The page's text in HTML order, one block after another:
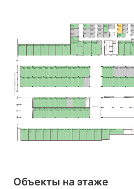
Тамбур-шлюз
Тамбур
-шлюз
Тамбур-шлюз Лифтовый холл Тамбур-шлюз
Пом. уб.
4.6 м²
MM126
22.3 м²
MM127
22.3 м²
MM128
22.3 м²
MM129
22.3 м²
MM130
22.3 м²
MM131
22.3 м²
MM132
22.3 м²
MM133
37.1 м²
MM134
30.9 м²
MM135
29.9 м²
MM136
23.7 м²
MM137
20.2
15.9
MM159
15.9 м²
MM160
15.9 м²
MM161
15.9 м²
MM162
15.9 м²
MM163
17.0 м²
MM164
15.9 м²
MM165
15.9 м²
MM166
15.9 м²
MM167
15.9 м²
MM168
15.9 м²
MM169
15.9 м²
MM170
15.9 м²
MM171
15.9 м²
MM172
15.9 м²
MM173
15.9 м²
MM174
15.9 м²
MM175
17.0 м²
MM176
17.0 м²
MM177
15.9 м²
MM178
15.9 м²
MM179
15.9 м²
MM180
15.9 м²
MM181
15.9 м²
MM182
15.9 м²
MM183
15.9 м²
MM184
15.9 м²
MM185
15.9 м²
MM186
15.9 м²
MM187
15.9 м²
MM188
17.0 м²
MM189
15.9 м²
MM190
15.9 м²
MM191
15.9 м²
MM192
15.9 м² 15.9
MM216
18.6 м²
MM217
15.9 м²
MM218
15.9 м²
MM219
15.9 м²
MM220
15.9 м²
MM221
15.9 м²
MM222
15.9 м²
MM223
15.9 м²
MM224
15.9 м²
MM225
15.9 м²
MM226
15.9 м²
MM227
15.9 м²
MM228
15.9 м²
MM229
15.9 м²
MM230
15.9 м²
MM231
15.9 м²
MM232
15.9 м²
MM233
15.9 м²
MM234
15.9 м²
MM242
22.9 м²
MM243
19.8 м²
MM244
22.2 м²
MM245
21.6 м²
MM246
21.6 м²
MM247
21.6 м²
MM248
21.6 м²
MM249
21.6 м²
MM250
21.6 м²
MM251
21.6 м²
MM252
MM253
21.6 м²
MM254
23.4 м²
H40
8.9 м²
H41
7.9 м²
H42
10.0 м²
H43
7.5 м²
H44
H45
6.9 м²
H46
6.7 м²
H47
8.0 м²
H48
5.0 м²
H49
H50
5.8 м²
H51
6.2 м²
H52
5.9 м²
H53
H54
3.9 м²
H55
9.4 м²
H56
7.8 м²
H57 H58
6.2 м²
H59
5.8 м²
H60
H61
6.0 м²
H62
5.5 м²
H63
5.9 м²
H64
5.1 м²
II этап строительства
Объекты на этаже